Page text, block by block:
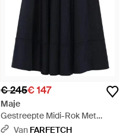
€ 245€ 147
Maje
Gestreepte Midi-Rok Met
Elastische Taille - Blauw
Van FARFETCH